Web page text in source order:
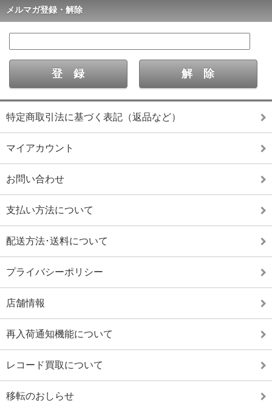
メルマガ登録・解除
特定商取引法に基づく表記（返品など）
マイアカウント
お問い合わせ
支払い方法について
配送方法･送料について
プライバシーポリシー
店舗情報
再入荷通知機能について
レコード買取について
移転のおしらせ